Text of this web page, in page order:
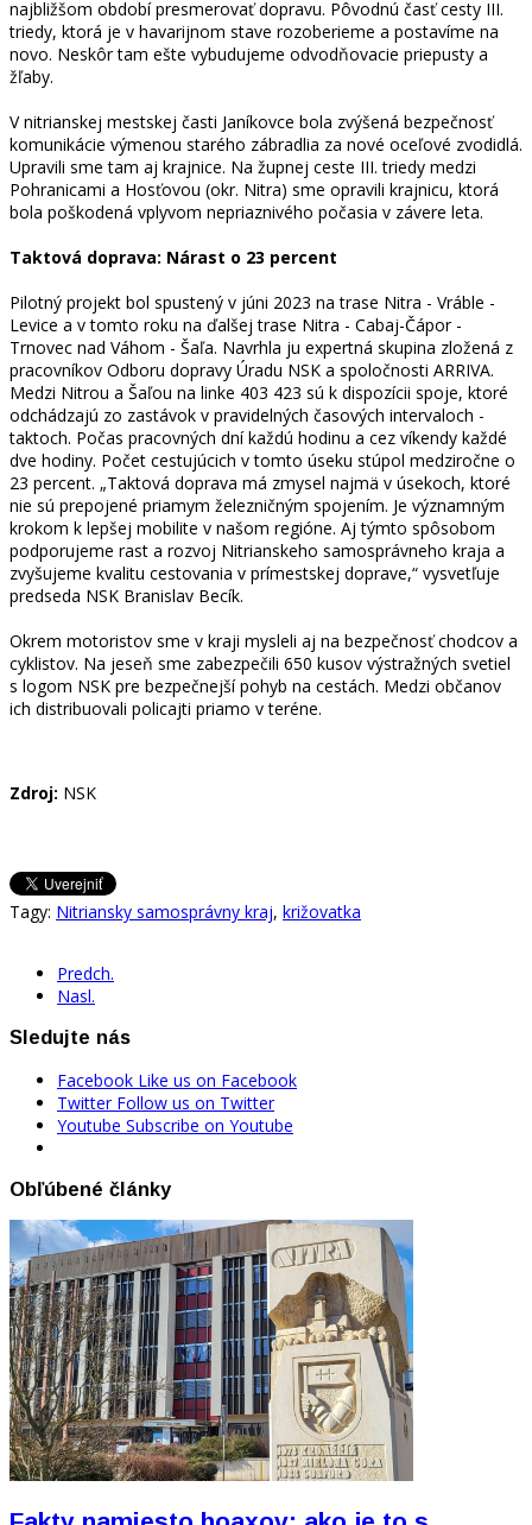
najbližšom období presmerovať dopravu. Pôvodnú časť cesty III.
triedy, ktorá je v havarijnom stave rozoberieme a postavíme na
novo. Neskôr tam ešte vybudujeme odvodňovacie priepusty a
žľaby.
V nitrianskej mestskej časti Janíkovce bola zvýšená bezpečnosť
komunikácie výmenou starého zábradlia za nové oceľové zvodidlá.
Upravili sme tam aj krajnice. Na župnej ceste III. triedy medzi
Pohranicami a Hosťovou (okr. Nitra) sme opravili krajnicu, ktorá
bola poškodená vplyvom nepriaznivého počasia v závere leta.
Taktová doprava: Nárast o 23 percent
Pilotný projekt bol spustený v júni 2023 na trase Nitra - Vráble -
Levice a v tomto roku na ďalšej trase Nitra - Cabaj-Čápor -
Trnovec nad Váhom - Šaľa. Navrhla ju expertná skupina zložená z
pracovníkov Odboru dopravy Úradu NSK a spoločnosti ARRIVA.
Medzi Nitrou a Šaľou na linke 403 423 sú k dispozícii spoje, ktoré
odchádzajú zo zastávok v pravidelných časových intervaloch -
taktoch. Počas pracovných dní každú hodinu a cez víkendy každé
dve hodiny. Počet cestujúcich v tomto úseku stúpol medziročne o
23 percent. „Taktová doprava má zmysel najmä v úsekoch, ktoré
nie sú prepojené priamym železničným spojením. Je významným
krokom k lepšej mobilite v našom regióne. Aj týmto spôsobom
podporujeme rast a rozvoj Nitrianskeho samosprávneho kraja a
zvyšujeme kvalitu cestovania v prímestskej doprave,“ vysvetľuje
predseda NSK Branislav Becík.
Okrem motoristov sme v kraji mysleli aj na bezpečnosť chodcov a
cyklistov. Na jeseň sme zabezpečili 650 kusov výstražných svetiel
s logom NSK pre bezpečnejší pohyb na cestách. Medzi občanov
ich distribuovali policajti priamo v teréne.
Zdroj: NSK
Tagy: Nitriansky samosprávny kraj, križovatka
Predch.
Nasl.
Sledujte nás
Facebook Like us on Facebook
Twitter Follow us on Twitter
Youtube Subscribe on Youtube
Obľúbené články